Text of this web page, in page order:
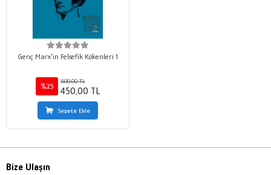
Genç Marx'ın Felsefik Kökenleri 1
%25
600,00 TL
450,00 TL
Sepete Ekle
Bize Ulaşın